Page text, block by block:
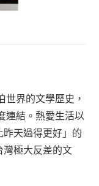
世界的文學歷史，
連結。熱愛生活以
天過得更好」的
灣極大反差的文